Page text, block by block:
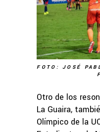
FOTO: JOSÉ
Otro de los
La Guaira,
Olímpico de la